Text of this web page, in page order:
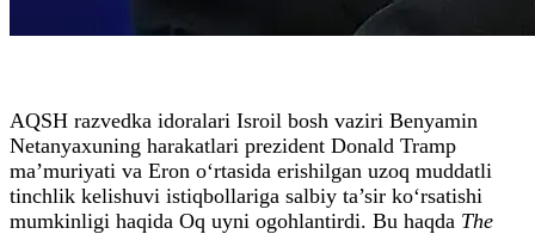
AQSH razvedka idoralari Isroil bosh vaziri Benyamin
Netanyaxuning harakatlari prezident Donald Tramp
ma’muriyati va Eron o‘rtasida erishilgan uzoq muddatli
tinchlik kelishuvi istiqbollariga salbiy ta’sir ko‘rsatishi
mumkinligi haqida Oq uyni ogohlantirdi. Bu haqda The